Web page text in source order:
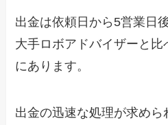
出金は依頼日から5営業日
大手ロボアドバイザーと比
にあります。
出金の迅速な処理が求め